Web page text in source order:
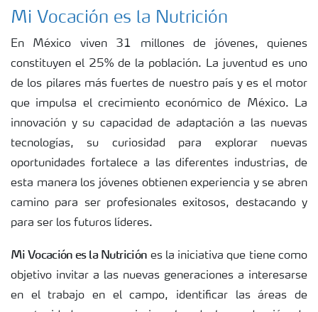
Mi Vocación es la Nutrición
En México viven 31 millones de jóvenes, quienes
constituyen el 25% de la población. La juventud es uno
de los pilares más fuertes de nuestro país y es el motor
que impulsa el crecimiento económico de México. La
innovación y su capacidad de adaptación a las nuevas
tecnologías, su curiosidad para explorar nuevas
oportunidades fortalece a las diferentes industrias, de
esta manera los jóvenes obtienen experiencia y se abren
camino para ser profesionales exitosos, destacando y
para ser los futuros líderes.
Mi Vocación es la Nutrición es la iniciativa que tiene como
objetivo invitar a las nuevas generaciones a interesarse
en el trabajo en el campo, identificar las áreas de